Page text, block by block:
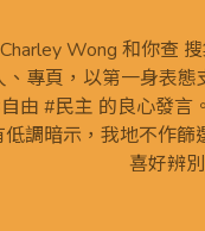
Charley Wong 和你查
、專頁，以第一身表態
由 #民主 的良心發言
低調暗示，我地不作篩
喜好辨別